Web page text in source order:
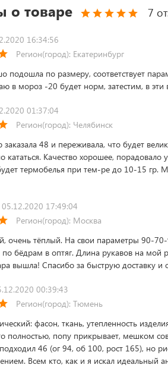
о товаре 7
16:34:56
Регион(город): Екатеринбург
подошла по размеру, соответствует
в мороз -20 будет норм, затестим, в
01:37:04
Регион(город): Челябинск
48 и переживала, что будет
кататься. Качество хорошее, порадовало
термобелья при тем-ре до 10-15 гр.
05.12.2020 17:49:04
Регион(город): Москва
очень тёплый. На свои параметры 90-
бёдрам в оптяг. Длина рукавов на
вышла! Спасибо за быструю доставку и
00:39:43
Регион(город): Тюмень
фасон, ткань, утепленность
полностью, попу прикрывает, мешком
46 (ог 94, об 100, рост 165), но
Всем кто, как и я искал идеальный